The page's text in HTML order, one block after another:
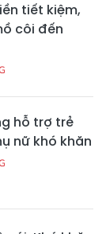
tiết kiệm,
côi đến
hỗ trợ trẻ
nữ khó khăn